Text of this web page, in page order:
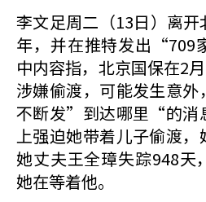
李文足周二（13日）离
年，并在推特发出“709
中内容指，北京国保在2
涉嫌偷渡，可能发生意
不断发”到达哪里“的消
上强迫她带着儿子偷渡，
她丈夫王全璋失踪948天
她在等着他。